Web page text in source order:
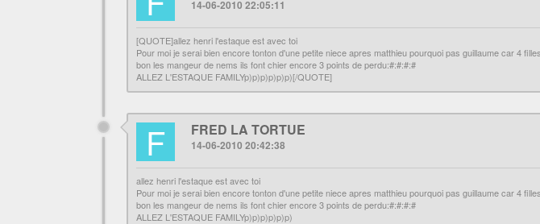
14-06-2010 22:05:11
[QUOTE]allez henri l'estaque est avec toi
Pour moi je serai bien encore tonton d'une petite niece apres matthieu pourquoi pas guillaume car 4
bon les mangeur de nems ils font chier encore 3 points de perdu:#:#:#:#
ALLEZ L'ESTAQUE FAMILYp)p)p)p)p)p)[/QUOTE]
F FRED LA TORTUE
14-06-2010 20:42:38
allez henri l'estaque est avec toi
Pour moi je serai bien encore tonton d'une petite niece apres matthieu pourquoi pas guillaume car 4
bon les mangeur de nems ils font chier encore 3 points de perdu:#:#:#:#
ALLEZ L'ESTAQUE FAMILYp)p)p)p)p)p)